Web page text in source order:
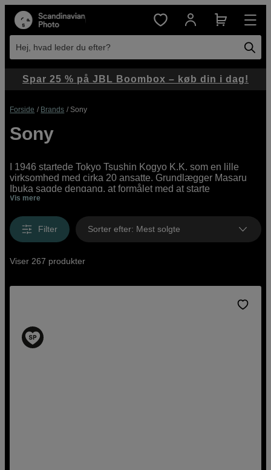
Hej, hvad leder du efter?
Forside Brands Sony
Sony
I 1946 startede Tokyo Tsushin Kogyo K.K. som en lille
virksomhed med cirka 20 ansatte. Grundlægger Masaru
Ibuka sagde dengang, at formålet med at starte
virksomheden var at "etablere en ideel fabrik der
teknologi vil bidrage til japansk kultur".
kameraudrustning og forbrugerelektronik.
Hos os kan du købe professionelle videokameraer,
Vis mere
Filter Sorter efter: Mest solgte
Viser 267 produkter
Spar 25 % på JBL Boombox – køb din i dag!